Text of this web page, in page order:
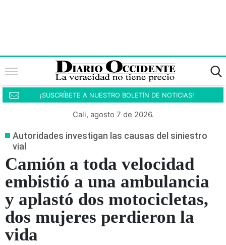
¡SUSCRÍBETE A NUESTRO BOLETÍN DE NOTICIAS!
Cali, agosto 7 de 2026.
Autoridades investigan las causas del siniestro
vial
Camión a toda velocidad
embistió a una ambulancia
y aplastó dos motocicletas,
dos mujeres perdieron la
vida